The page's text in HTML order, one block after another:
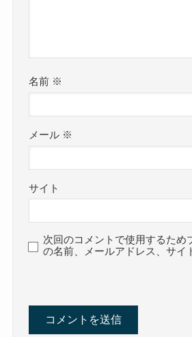
名前 ※
メール ※
サイト
次回のコメントで使用するため
の名前、メールアドレス、サイ